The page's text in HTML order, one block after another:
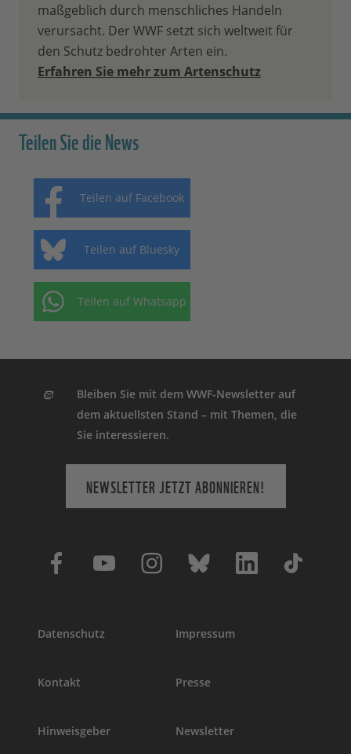
maßgeblich durch menschliches Handeln
verursacht. Der WWF setzt sich weltweit für
den Schutz bedrohter Arten ein.
Erfahren Sie mehr zum Artenschutz
Teilen Sie die News
Teilen auf Facebook
Teilen auf Bluesky
Teilen auf Whatsapp
Bleiben Sie mit dem WWF-Newsletter auf
dem aktuellsten Stand – mit Themen, die
Sie interessieren.
NEWSLETTER JETZT ABONNIEREN!
Datenschutz Impressum
Kontakt Presse
Hinweisgeber Newsletter